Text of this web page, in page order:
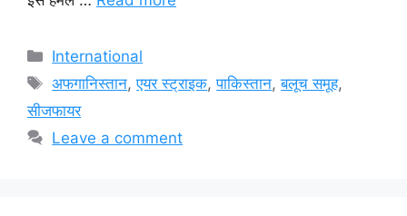
Categories
International
Tags
अफगानिस्तान,एयर स्ट्राइक,पाकिस्तान,बलूच समूह,
सीजफायर
Leave a comment